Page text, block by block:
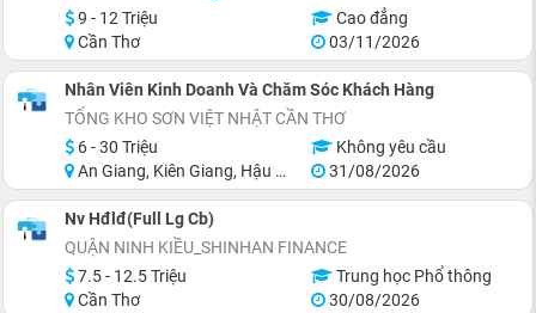
9 - 12 Triệu
Cao đẳng
Cần Thơ
03/11/2026
Nhân Viên Kinh Doanh Và Chăm Sóc Khách Hàng
TỔNG KHO SƠN VIỆT NHẬT CẦN THƠ
6 - 30 Triệu
Không yêu cầu
An Giang, Kiên Giang, Hậu Giang, Sóc Trăng, Bạc Liêu, Cà Mau
31/08/2026
Nv Hđlđ(Full Lg Cb)
QUẬN NINH KIỀU_SHINHAN FINANCE
7.5 - 12.5 Triệu
Trung học Phổ thông
Cần Thơ
30/08/2026